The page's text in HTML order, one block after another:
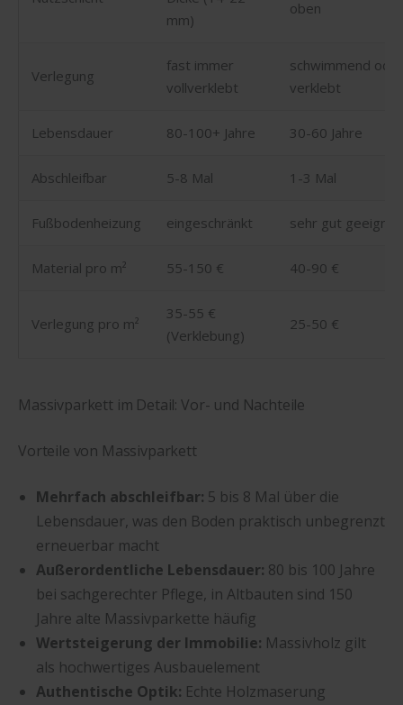
mm)
oben
Verlegung
fast immer
vollverklebt
schwimmend oder
verklebt
Lebensdauer 80-100+ Jahre 30-60 Jahre
Abschleifbar 5-8 Mal 1-3 Mal
Fußbodenheizung eingeschränkt sehr gut geeignet
Material pro m² 55-150 € 40-90 €
Verlegung pro m²
35-55 €
(Verklebung)
25-50 €
Massivparkett im Detail: Vor- und Nachteile
Vorteile von Massivparkett
Mehrfach abschleifbar: 5 bis 8 Mal über die
Lebensdauer, was den Boden praktisch unbegrenzt
erneuerbar macht
Außerordentliche Lebensdauer: 80 bis 100 Jahre
bei sachgerechter Pflege, in Altbauten sind 150
Jahre alte Massivparkette häufig
Wertsteigerung der Immobilie: Massivholz gilt
als hochwertiges Ausbauelement
Authentische Optik: Echte Holzmaserung